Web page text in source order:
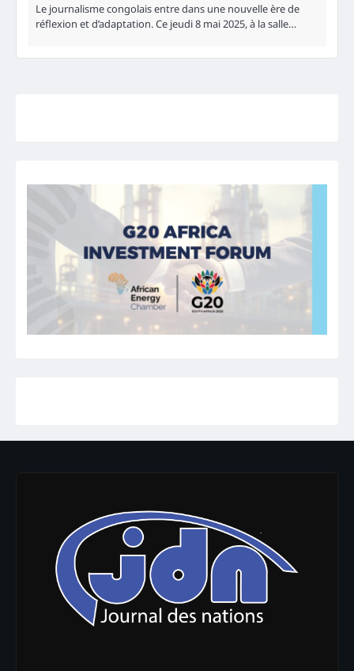
Le journalisme congolais entre dans une nouvelle ère de
réflexion et d’adaptation. Ce jeudi 8 mai 2025, à la salle…